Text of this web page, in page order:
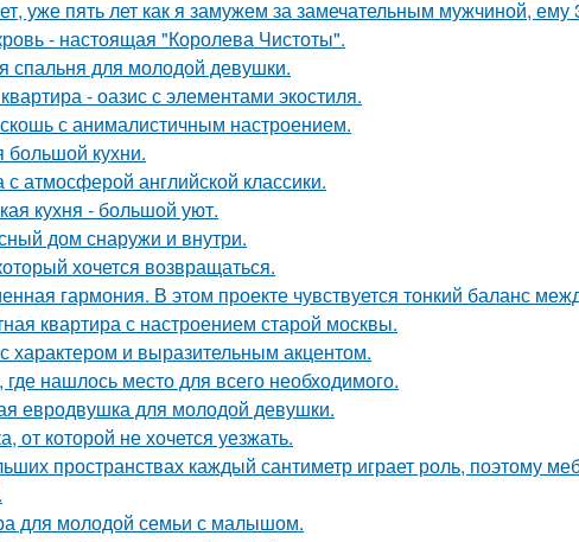
уже пять лет как я замужем за замечательным мужчиной, ему
- настоящая "Королева Чистоты".
спальня для молодой девушки.
- оазис с элементами экостиля.
с анималистичным настроением.
большой кухни.
с атмосферой английской классики.
кухня - большой уют.
дом снаружи и внутри.
хочется возвращаться.
гармония. В этом проекте чувствуется тонкий баланс
квартира с настроением старой москвы.
характером и выразительным акцентом.
нашлось место для всего необходимого.
евродвушка для молодой девушки.
от которой не хочется уезжать.
пространствах каждый сантиметр играет роль, поэтому
для молодой семьи с малышом.